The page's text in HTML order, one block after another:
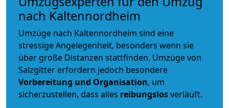
nach Kaltennordheim
Umzüge nach Kaltennordheim sind eine
stressige Angelegenheit, besonders wenn sie
über große Distanzen stattfinden. Umzüge von
Salzgitter erfordern jedoch besondere
Vorbereitung und Organisation, um
sicherzustellen, dass alles reibungslosverläuft.